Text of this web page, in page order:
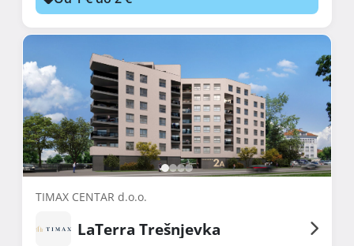
TIMAX CENTAR d.o.o.
LaTerra Trešnjevka